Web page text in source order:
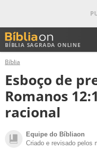
BÍBLIA SAGRADA ONLINE
ANTIGO TESTAMENTO
NOVO TESTAMENTO
VERSÍCULOS
VERSÍCULO DO DIA
Bíblia
Esboço de
Romanos
racional
Equipe do Bíbliaon
Criado e revisado pelos